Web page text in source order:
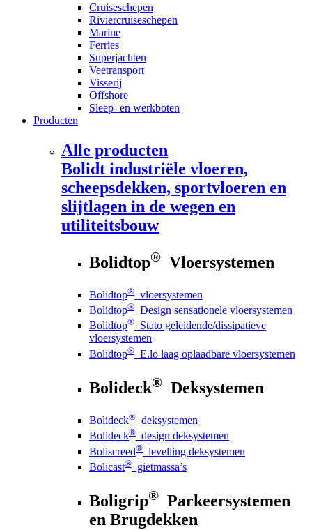
Cruiseschepen
Riviercruiseschepen
Marine
Ferries
Superjachten
Veetransport
Visserij
Offshore
Sleep- en werkboten
Producten
Alle producten
Bolidt industriële vloeren,
scheepsdekken, sportvloeren en
slijtlagen in de wegen en
utiliteitsbouw
Bolidtop® Vloersystemen
Bolidtop® vloersystemen
Bolidtop® Design sensationele vloersystemen
Bolidtop® Stato geleidende/dissipatieve
vloersystemen
Bolidtop® E.lo laag oplaadbare vloersystemen
Bolideck® Deksystemen
Bolideck® deksystemen
Bolideck® design deksystemen
Boliscreed® levelling deksystemen
Bolicast® gietmassa’s
Boligrip® Parkeersystemen
en Brugdekken